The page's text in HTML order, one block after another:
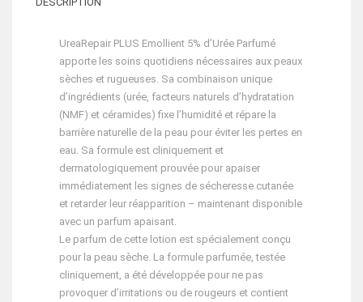
UreaRepair PLUS Emollient 5% d’Urée Parfumé
apporte les soins quotidiens nécessaires aux peaux
sèches et rugueuses. Sa combinaison unique
d’ingrédients (urée, facteurs naturels d’hydratation
(NMF) et céramides) fixe l’humidité et répare la
barrière naturelle de la peau pour éviter les pertes en
eau. Sa formule est cliniquement et
dermatologiquement prouvée pour apaiser
immédiatement les signes de sécheresse cutanée
et retarder leur réapparition – maintenant disponible
avec un parfum apaisant.
Le parfum de cette lotion est spécialement conçu
pour la peau sèche. La formule parfumée, testée
cliniquement, a été développée pour ne pas
provoquer d’irritations ou de rougeurs et contient